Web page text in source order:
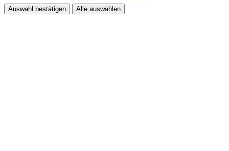
Auswahl bestätigen Alle auswählen